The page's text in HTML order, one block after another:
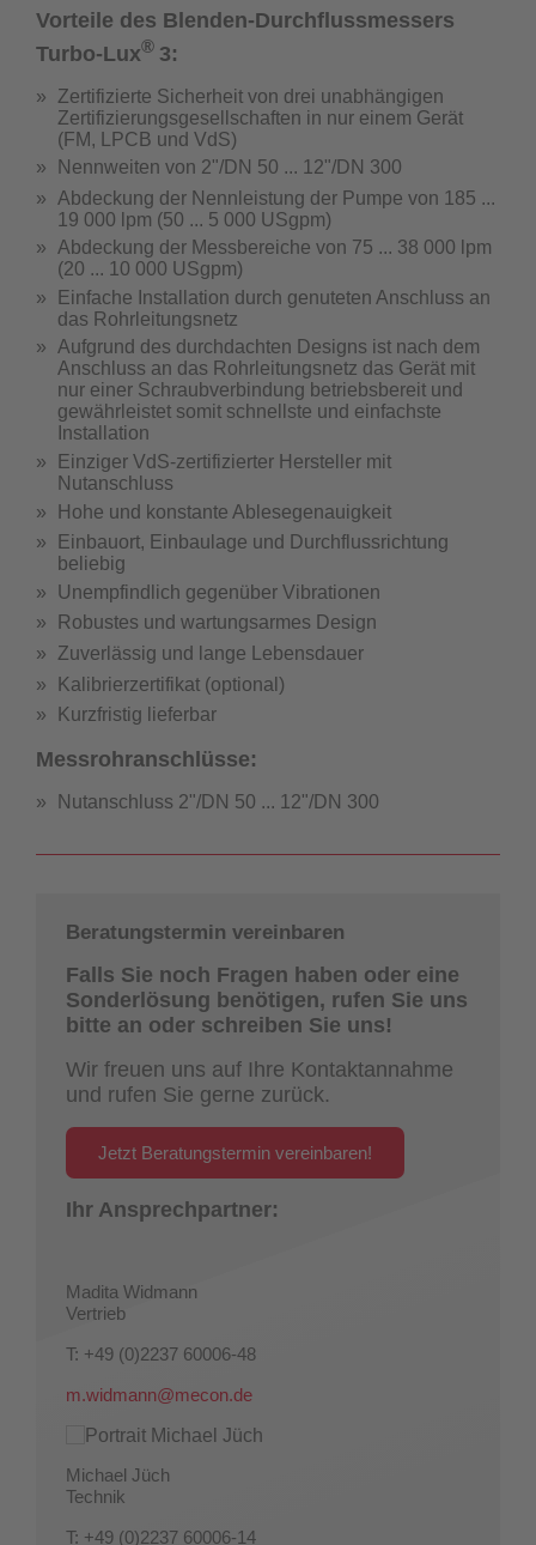
Vorteile des Blenden-Durchflussmessers
Turbo-Lux® 3:
Zertifizierte Sicherheit von drei unabhängigen
Zertifizierungsgesellschaften in nur einem Gerät
(FM, LPCB und VdS)
Nennweiten von 2"/DN 50 ... 12"/DN 300
Abdeckung der Nennleistung der Pumpe von 185 ...
19 000 lpm (50 ... 5 000 USgpm)
Abdeckung der Messbereiche von 75 ... 38 000 lpm
(20 ... 10 000 USgpm)
Einfache Installation durch genuteten Anschluss an
das Rohrleitungsnetz
Aufgrund des durchdachten Designs ist nach dem
Anschluss an das Rohrleitungsnetz das Gerät mit
nur einer Schraubverbindung betriebsbereit und
gewährleistet somit schnellste und einfachste
Installation
Einziger VdS-zertifizierter Hersteller mit
Nutanschluss
Hohe und konstante Ablesegenauigkeit
Einbauort, Einbaulage und Durchflussrichtung
beliebig
Unempfindlich gegenüber Vibrationen
Robustes und wartungsarmes Design
Zuverlässig und lange Lebensdauer
Kalibrierzertifikat (optional)
Kurzfristig lieferbar
Messrohranschlüsse:
Nutanschluss 2"/DN 50 ... 12"/DN 300
Beratungstermin vereinbaren
Falls Sie noch Fragen haben oder eine
Sonderlösung benötigen, rufen Sie uns
bitte an oder schreiben Sie uns!
Wir freuen uns auf Ihre Kontaktannahme
und rufen Sie gerne zurück.
Jetzt Beratungstermin vereinbaren!
Ihr Ansprechpartner:
Madita Widmann
Vertrieb
T: +49 (0)2237 60006-48
m.widmann@mecon.de
Michael Jüch
Technik
T: +49 (0)2237 60006-14